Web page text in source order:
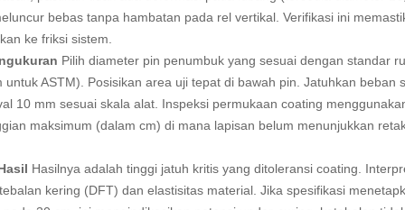
bebas tanpa hambatan pada rel vertikal. Verifikasi ini
ke friksi sistem.
Pilih diameter pin penumbuk yang sesuai dengan standar
untuk ASTM). Posisikan area uji tepat di bawah pin. Jatuhkan beban
10 mm sesuai skala alat. Inspeksi permukaan coating
maksimum (dalam cm) di mana lapisan belum menunjukkan
Hasilnya adalah tinggi jatuh kritis yang ditoleransi coating.
kering (DFT) dan elastisitas material. Jika spesifikasi